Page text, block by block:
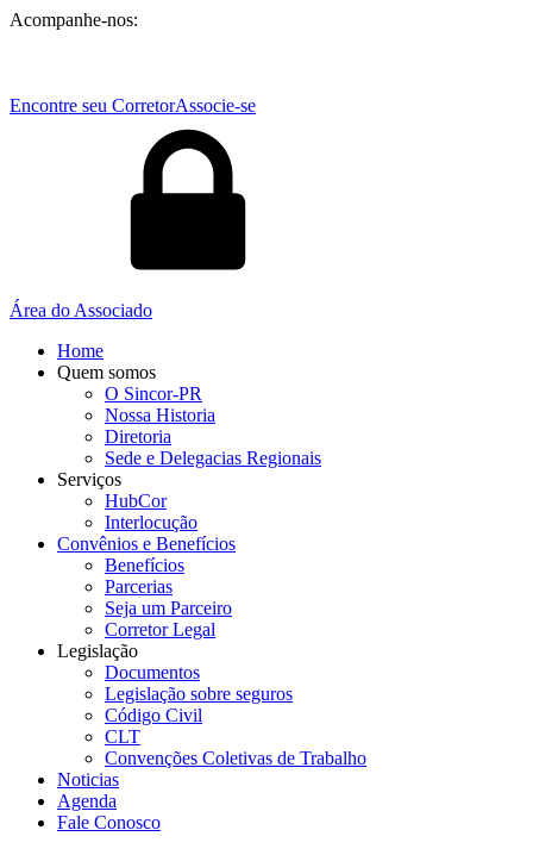
Acompanhe-nos:
Encontre seu CorretorAssocie-se
Área do Associado
Home
Quem somos
O Sincor-PR
Nossa Historia
Diretoria
Sede e Delegacias Regionais
Serviços
HubCor
Interlocução
Convênios e Benefícios
Benefícios
Parcerias
Seja um Parceiro
Corretor Legal
Legislação
Documentos
Legislação sobre seguros
Código Civil
CLT
Convenções Coletivas de Trabalho
Noticias
Agenda
Fale Conosco